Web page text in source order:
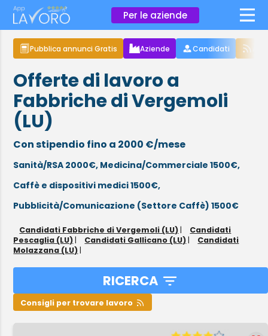
Per le aziende ×
Pubblica annunci Gratis Aziende Candidati
Offerte di lavoro a
Fabbriche di Vergemoli
(LU)
Con stipendio fino a 2000 €/mese
Sanità/RSA 2000€, Medicina/Commerciale 1500€,
Caffè e dispositivi medici 1500€,
Pubblicità/Comunicazione (Settore Caffè) 1500€
Candidati Fabbriche di Vergemoli (LU) |
Candidati
Pescaglia (LU) | Candidati Gallicano (LU) |
Candidati
Molazzana (LU) |
RICERCA
Consigli per trovare lavoro